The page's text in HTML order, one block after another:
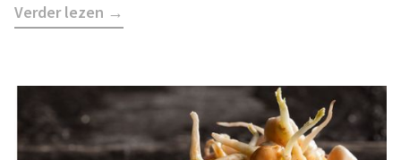
Verder lezen →